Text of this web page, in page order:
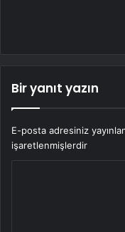
Bir yanıt yazın
E-posta adresiniz
işaretlenmişlerdir